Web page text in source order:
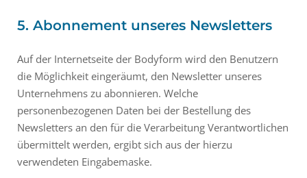
5. Abonnement unseres Newsletters
Auf der Internetseite der Bodyform wird den Benutzern
die Möglichkeit eingeräumt, den Newsletter unseres
Unternehmens zu abonnieren. Welche
personenbezogenen Daten bei der Bestellung des
Newsletters an den für die Verarbeitung Verantwortlichen
übermittelt werden, ergibt sich aus der hierzu
verwendeten Eingabemaske.